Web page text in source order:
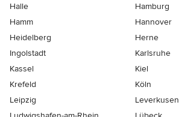
Halle
Hamburg
Hamm
Hannover
Heidelberg
Herne
Ingolstadt
Karlsruhe
Kassel
Kiel
Krefeld
Köln
Leipzig
Leverkusen